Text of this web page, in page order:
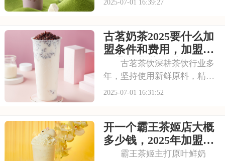
投资者心动不已。那么，加盟
蜜雪冰城需要多少费用呢？下
面就来看看加盟蜜雪
2025-07-01 16:39:27
古茗奶茶2025要什么加
盟条件和费用，加盟需
要具备哪些条件
古茗茶饮深耕茶饮行业多
年，坚持使用新鲜原料，精心
调配每一杯饮品，以稳定的品
力，不少投资者想加盟。那
么，加盟古茗的费用情况如何
呢？下面就来看看古茗
2025-07-01 16:31:52
开一个霸王茶姬店大概
多少钱，2025年加盟费
用明细与成本预算
霸王茶姬主打原叶鲜奶